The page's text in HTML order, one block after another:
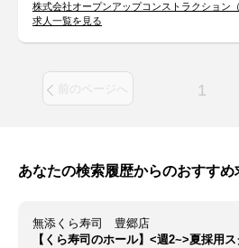
株式会社オープンアップコンストラクション
求人一覧を見る
前のページへ 1
あなたの検索履歴からのおすすめ
無添くら寿司 豊郷店
【くら寿司のホール】<週2~>夏採用